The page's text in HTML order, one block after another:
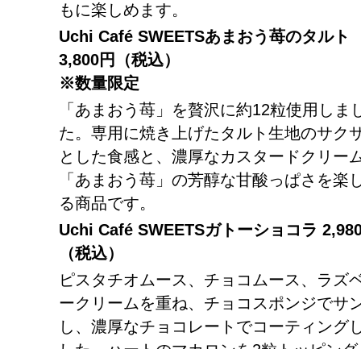
もに楽しめます。
Uchi Café SWEETSあまおう苺のタルト
3,800円（税込）
※数量限定
「あまおう苺」を贅沢に約12粒使用しま
た。専用に焼き上げたタルト生地のサク
とした食感と、濃厚なカスタードクリー
「あまおう苺」の芳醇な甘酸っぱさを楽
る商品です。
Uchi Café SWEETSガトーショコラ
（税込）
ピスタチオムース、チョコムース、ラズ
ークリームを重ね、チョコスポンジでサ
し、濃厚なチョコレートでコーティング